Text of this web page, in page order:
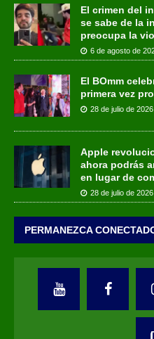
El crimen del
se sabe de la
preocupa la
6 de agosto de
El BOmm
primera vez
28 de julio de 2026
Apple
ahora podrás
en lugar de
28 de julio de 2026
PERMANEZCA